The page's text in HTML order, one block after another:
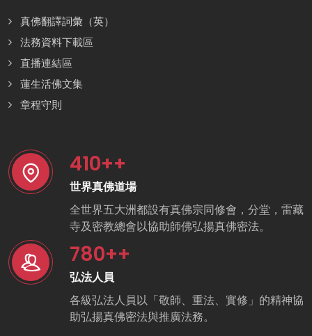
真佛翻譯詞彙（英）
法務資料下載區
直播連結區
蓮生活佛文集
章程守則
410++
世界真佛道場
全世界五大洲都設有真佛宗同修會，分堂，雷藏
寺及密教總會以協助師佛弘揚真佛密法。
780++
弘法人員
各級弘法人員以「敬師、重法、實修」的精神協
助弘揚真佛密法與推廣法務。